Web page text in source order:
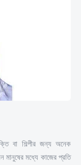
বা শিল্পীর জন্য অনেক
মানুষের মধ্যে কাজের প্রতি